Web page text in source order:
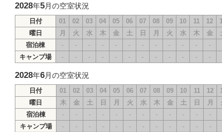
2028年5月の空室状況
日付 01 02 03 04 05 06 07 08 09 10 11 12
曜日
月 火 水 木 金 土 日 月 火 水 木 金
宿泊棟
- - - - - - - - - - -
-
キャンプ場
- - - - - - - - - - - -
2028年6月の空室状況
日付 01 02 03 04 05 06 07 08 09 10 11 12
曜日
木 金 土 日 月 火 水 木 金 土 日 月
宿泊棟
- - - - - - - - - - -
-
キャンプ場
- - - - - - - - - - - -